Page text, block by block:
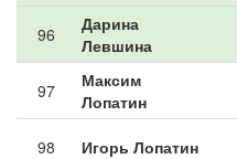
96
Дарина
Левшина
97
Максим
Лопатин
98 Игорь Лопатин